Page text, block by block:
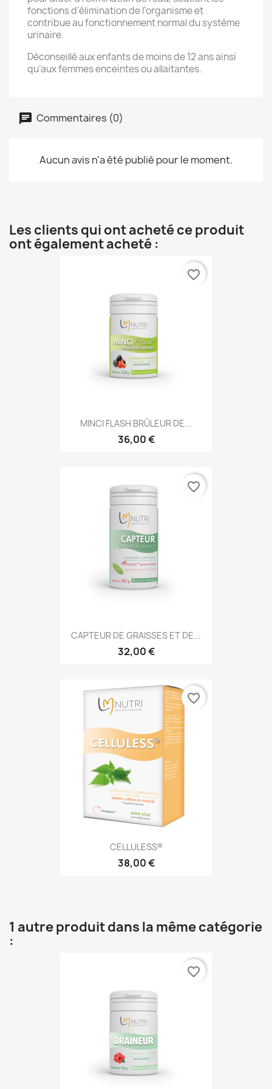
fonctions d’élimination de l’organisme et
contribue au fonctionnement normal du système
urinaire.
Déconseillé aux enfants de moins de 12 ans ainsi
qu’aux femmes enceintes ou allaitantes.
Commentaires (0)
Aucun avis n'a été publié pour le moment.
Les clients qui ont acheté ce produit
ont également acheté :
MINCI FLASH BRÛLEUR DE...
36,00 €
favorite_border
CAPTEUR DE GRAISSES ET DE...
32,00 €
favorite_border
CELLULESS®
38,00 €
favorite_border
1 autre produit dans la même catégorie
:
favorite_border